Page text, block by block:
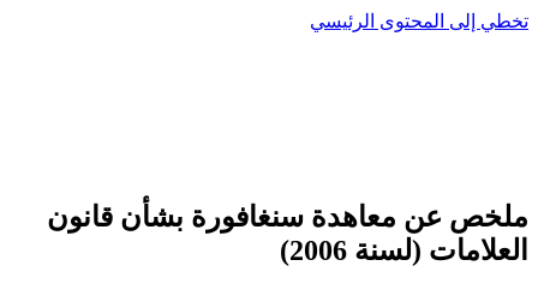
تخطي إلى المحتوى الرئيسي
ملخص عن معاهدة سنغافورة بشأن قانون
العلامات (لسنة 2006)